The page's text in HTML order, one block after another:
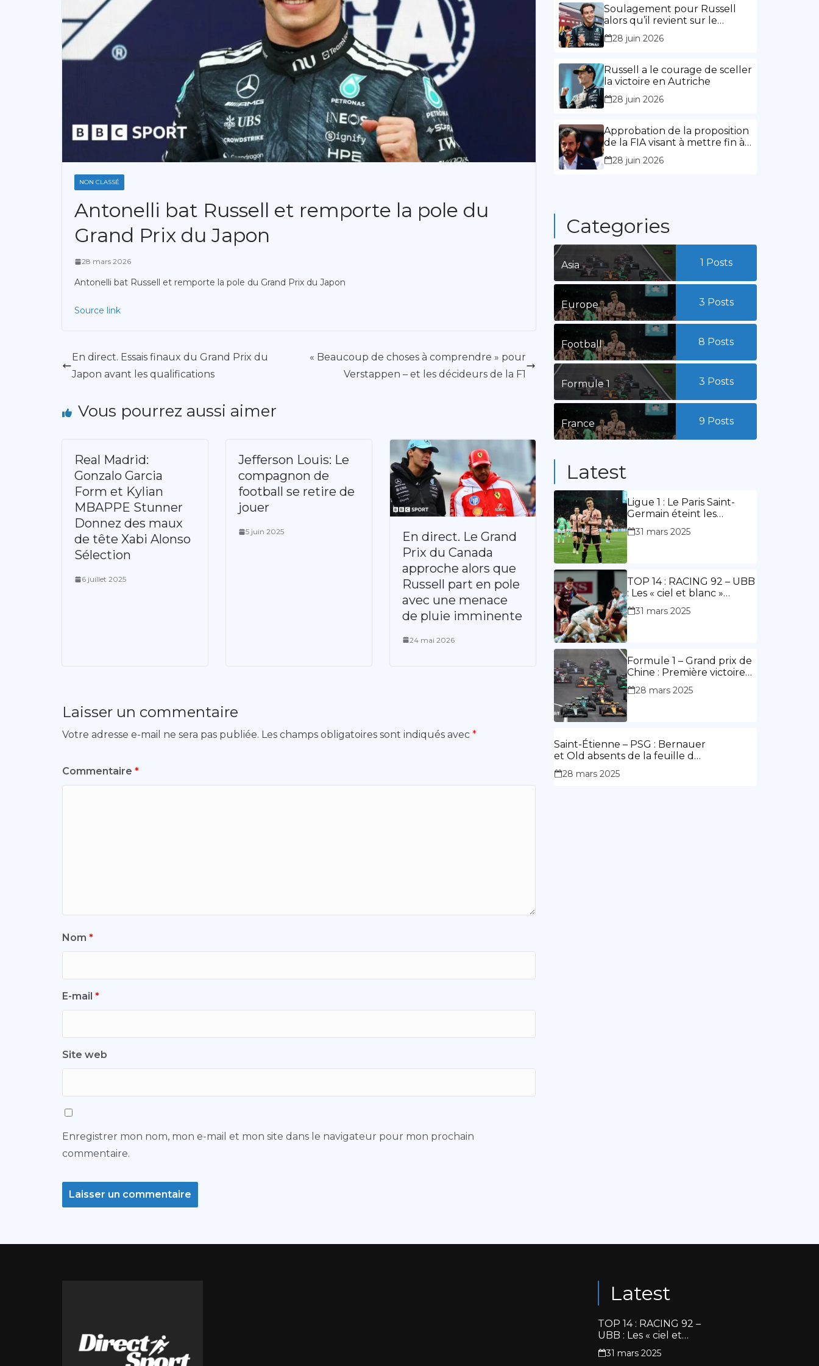
NON CLASSÉ
Antonelli bat Russell et remporte la pole du
Grand Prix du Japon
28 mars 2026
Antonelli bat Russell et remporte la pole du Grand Prix du Japon
Source link
En direct. Essais finaux du Grand Prix du
Japon avant les qualifications
« Beaucoup de choses à comprendre » pour
Verstappen – et les décideurs de la F1
Vous pourrez aussi aimer
Real Madrid:
Gonzalo Garcia
Form et Kylian
MBAPPE Stunner
Donnez des maux
de tête Xabi Alonso
Sélection
6 juillet 2025
Jefferson Louis: Le
compagnon de
football se retire de
jouer
5 juin 2025
En direct. Le Grand
Prix du Canada
approche alors que
Russell part en pole
avec une menace
de pluie imminente
24 mai 2026
Laisser un commentaire
Votre adresse e-mail ne sera pas publiée. Les champs obligatoires sont indiqués avec *
Commentaire *
Nom *
E-mail *
Site web
Enregistrer mon nom, mon e-mail et mon site dans le navigateur pour mon prochain
commentaire.
l’expérience »
Soulagement pour Russell
alors qu’il revient sur le
chemin de la victoire
28 juin 2026
Russell a le courage de sceller
la victoire en Autriche
28 juin 2026
Approbation de la proposition
de la FIA visant à mettre fin à
la limitation des mandats de
présidence
28 juin 2026
Categories
Asia 1 Posts
Europe 3 Posts
Football 8 Posts
Formule 1 3 Posts
France 9 Posts
Latest
Ligue 1 : Le Paris Saint-
Germain éteint les
lumières du stade
Geoffroy Guichard. Stassin
31 mars 2025
TOP 14 : RACING 92 – UBB
: Les « ciel et blanc »
renouent avec la victoire
31 mars 2025
Formule 1 – Grand prix de
Chine : Première victoire
d’Hamilton en Rouge,
l’Aston Martin d’Alonso fait
28 mars 2025
Saint-Étienne – PSG : Bernauer
et Old absents de la feuille de
match.
28 mars 2025
Latest
TOP 14 : RACING 92 –
UBB : Les « ciel et
blanc » renouent avec
la victoire
31 mars 2025